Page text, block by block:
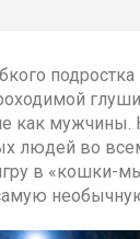
как мужчины.
людей во
в «кошки-